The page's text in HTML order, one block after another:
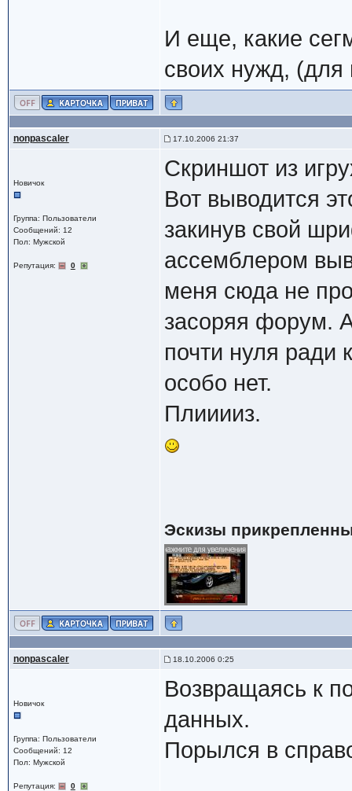
И еще, какие
своих нужд,
nonpascaler 17.10.2006 21:37
Новичок
Группа: Пользователи
Сообщений: 12
Пол: Мужской
Репутация: 0
Скриншот из
Вот выводится
закинув свой
ассемблером
меня сюда не
засоряя форум.
почти нуля ради
особо нет.
Плииииз.
Эскизы
nonpascaler 18.10.2006 0:25
Новичок
Группа: Пользователи
Сообщений: 12
Пол: Мужской
Репутация: 0
Возвращаясь к
данных.
Порылся в